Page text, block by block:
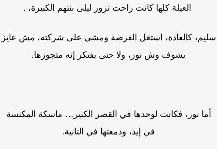
العيلة كلها كانت راحت تزور ليلى بنتهم الكبيرة، .
كالعادة، استغل الفرصة ومشي على شركته، مش عايز
يشوف وش نور، ولا حتى يفتكر إنه متجوزها.
نور، فكانت لوحدها في القصر الكبير… ماسكة المكنسة
في إيد، ودمعتها في التانية.